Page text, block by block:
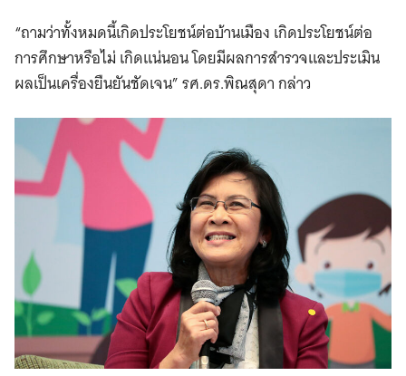
“ถามว่าทั้งหมดนี้เกิดประโยชน์ต่อบ้านเมือง เกิดประโยชน์ต่อ
การศึกษาหรือไม่ เกิดแน่นอน โดยมีผลการสำรวจและประเมิน
ผลเป็นเครื่องยืนยันชัดเจน” รศ.ดร.พิณสุดา กล่าว